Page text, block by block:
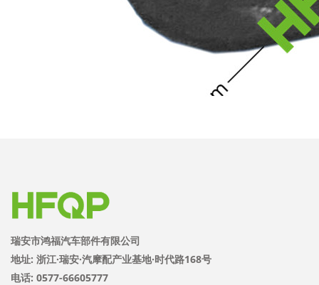
瑞安市鸿福汽车部件有限公司
地址: 浙江·瑞安·汽摩配产业基地·时代路168号
电话: 0577-66605777